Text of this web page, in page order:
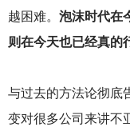
越困难。 泡沫时代在
则在今天也已经真的
与过去的方法论彻底
变对很多公司来讲不